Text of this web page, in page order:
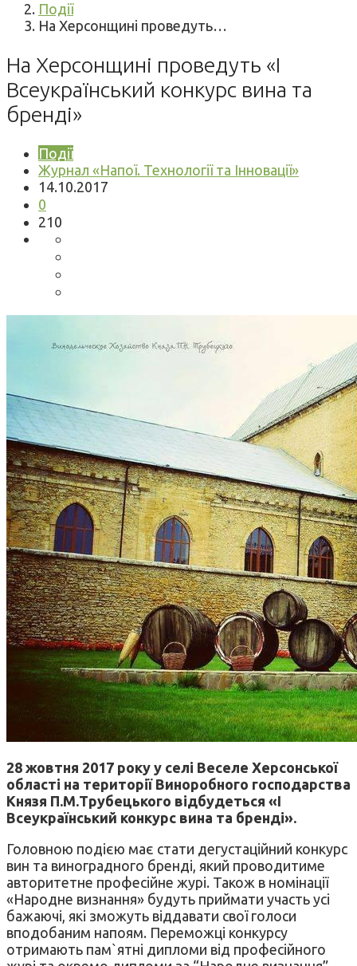
Події
На Херсонщині проведуть…
На Херсонщині проведуть «I
Всеукраїнський конкурс вина та
бренді»
Події
Журнал «Напої. Технології та Інновації»
14.10.2017
0
210
28 жовтня 2017 року у селі Веселе Херсонської
області на території Виноробного господарства
Князя П.М.Трубецького відбудеться «I
Всеукраїнський конкурс вина та бренді».
Головною подією має стати дегустаційний конкурс
вин та виноградного бренді, який проводитиме
авторитетне професійне журі. Також в номінації
«Народне визнання» будуть приймати участь усі
бажаючі, які зможуть віддавати свої голоси
вподобаним напоям. Переможці конкурсу
отримають пам`ятні дипломи від професійного